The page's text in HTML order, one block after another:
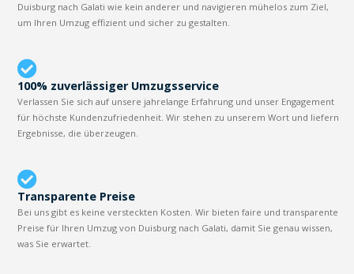
Duisburg nach Galati wie kein anderer und navigieren mühelos zum Ziel,
um Ihren Umzug effizient und sicher zu gestalten.
100% zuverlässiger Umzugsservice
Verlassen Sie sich auf unsere jahrelange Erfahrung und unser Engagement
für höchste Kundenzufriedenheit. Wir stehen zu unserem Wort und liefern
Ergebnisse, die überzeugen.
Transparente Preise
Bei uns gibt es keine versteckten Kosten. Wir bieten faire und transparente
Preise für Ihren Umzug von Duisburg nach Galati, damit Sie genau wissen,
was Sie erwartet.